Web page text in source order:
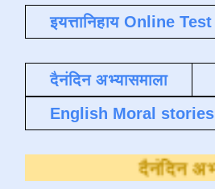
इयत्तानिहाय Online Test
दैनंदिन अभ्यासमाला
English Moral stories